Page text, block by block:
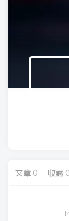
文章 0 收藏